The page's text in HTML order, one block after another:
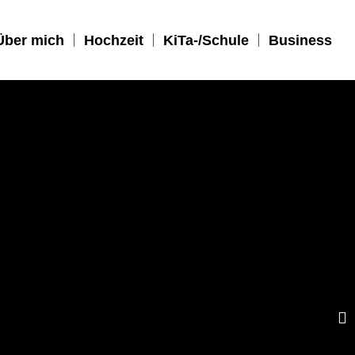
mich Hochzeit KiTa-/Schule Business